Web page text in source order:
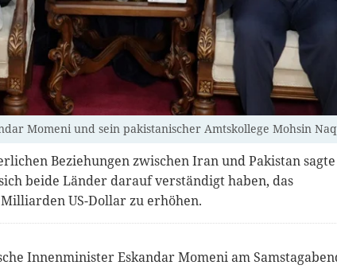
Momeni und sein pakistanischer Amtskollege Mohsin
Beziehungen zwischen Iran und Pakistan sagte
beide Länder darauf verständigt haben, das
US-Dollar zu erhöhen.
Innenminister Eskandar Momeni am